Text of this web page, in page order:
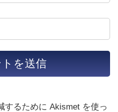
するために Akismet を使っ